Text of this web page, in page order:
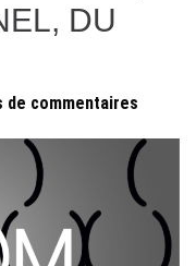
DU
de commentaires